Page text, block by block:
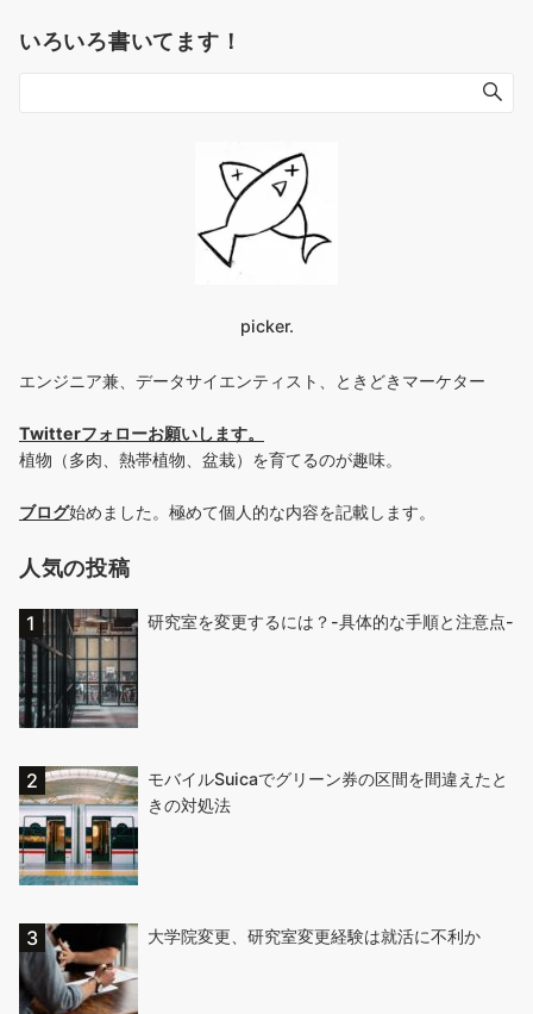
いろいろ書いてます！
picker.
エンジニア兼、データサイエンティスト、ときどきマーケター
Twitterフォローお願いします。
植物（多肉、熱帯植物、盆栽）を育てるのが趣味。
ブログ始めました。極めて個人的な内容を記載します。
人気の投稿
研究室を変更するには？-具体的な手順と注意点-
モバイルSuicaでグリーン券の区間を間違えたと
きの対処法
大学院変更、研究室変更経験は就活に不利か